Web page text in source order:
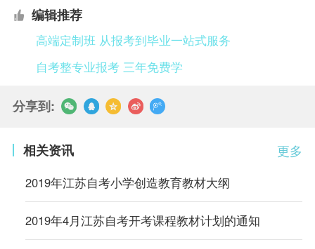
编辑推荐
高端定制班 从报考到毕业一站式服务
自考整专业报考 三年免费学
分享到:
更多
相关资讯
2019年江苏自考小学创造教育教材大纲
2019年4月江苏自考开考课程教材计划的通知